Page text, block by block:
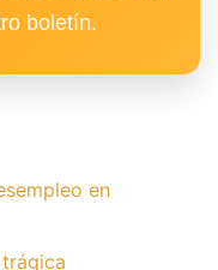
boletín.
en